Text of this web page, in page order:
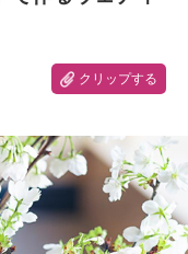
クリップする